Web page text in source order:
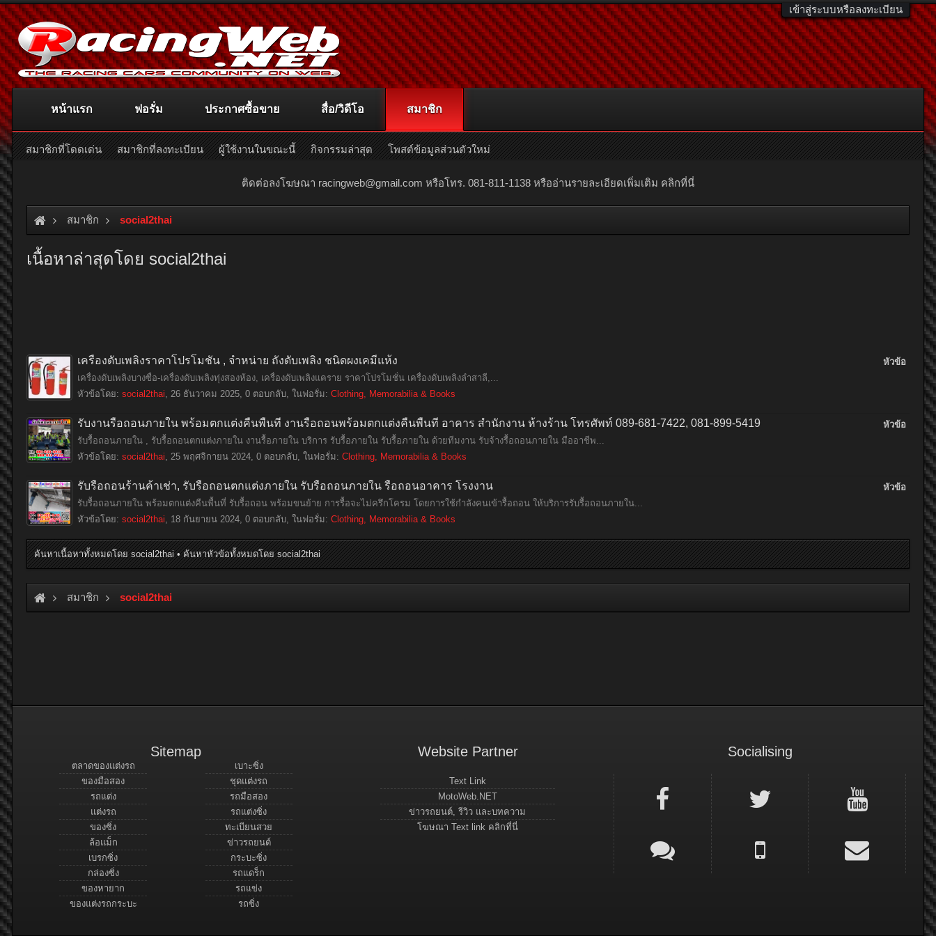
เข้าสู่ระบบหรือลงทะเบียน
ติดต่อลงโฆษณา racingweb@gmail.com หรือโทร. 081-811-1138 หรืออ่านรายละเอียดเพิ่มเติม คลิกที่นี่
สมาชิก social2thai
เนื้อหาล่าสุดโดย social2thai
หัวข้อ
เครื่องดับเพลิงราคาโปรโมชั่น , จำหน่าย ถังดับเพลิง ชนิดผงเคมีแห้ง
เครื่องดับเพลิงบางซื่อ-เครื่องดับเพลิงทุ่งสองห้อง, เครื่องดับเพลิงแคราย ราคาโปรโมชั่น เครื่องดับเพลิงลำสาลี,...
หัวข้อโดย: social2thai, 26 ธันวาคม 2025, 0 ตอบกลับ, ในฟอรั่ม: Clothing, Memorabilia & Books
หัวข้อ
รับงานรื้อถอนภายใน พร้อมตกแต่งคืนพื้นที่ งานรื้อถอนพร้อมตกแต่งคืนพื้นที่ อาคาร สำนักงาน ห้างร้าน โทรศัพท์ 089-681-7422, 081-899-5419
รับรื้อถอนภายใน , รับรื้อถอนตกแต่งภายใน งานรื้อภายใน บริการ รับรื้อภายใน รับรื้อภายใน ด้วยทีมงาน รับจ้างรื้อถอนภายใน มืออาชีพ...
หัวข้อโดย: social2thai, 25 พฤศจิกายน 2024, 0 ตอบกลับ, ในฟอรั่ม: Clothing, Memorabilia & Books
หัวข้อ
รับรื้อถอนร้านค้าเช่า, รับรื้อถอนตกแต่งภายใน รับรื้อถอนภายใน รื้อถอนอาคาร โรงงาน
รับรื้อถอนภายใน พร้อมตกแต่งคืนพื้นที่ รับรื้อถอน พร้อมขนย้าย การรื้อจะไม่ครึกโครม โดยการใช้กำลังคนเข้ารื้อถอน ให้บริการรับรื้อถอนภายใน...
หัวข้อโดย: social2thai, 18 กันยายน 2024, 0 ตอบกลับ, ในฟอรั่ม: Clothing, Memorabilia & Books
ค้นหาเนื้อหาทั้งหมดโดย social2thai ค้นหาหัวข้อทั้งหมดโดย social2thai
สมาชิก social2thai
หน้าแรก ฟอรั่ม ประกาศซื้อขาย สื่อ/วิดีโอ สมาชิก
สมาชิกที่โดดเด่น สมาชิกที่ลงทะเบียน ผู้ใช้งานในขณะนี้ กิจกรรมล่าสุด โพสต์ข้อมูลส่วนตัวใหม่
Sitemap
ตลาดของแต่งรถ
ของมือสอง
รถแต่ง
แต่งรถ
ของซิ่ง
ล้อแม็ก
เบรกซิ่ง
กล่องซิ่ง
ของหายาก
ของแต่งรถกระบะ
เบาะซิ่ง
ชุดแต่งรถ
รถมือสอง
รถแต่งซิ่ง
ทะเบียนสวย
ข่าวรถยนต์
กระบะซิ่ง
รถแดร็ก
รถแข่ง
รถซิ่ง
Website Partner
Text Link
MotoWeb.NET
ข่าวรถยนต์, รีวิว และบทความ
โฆษณา Text link คลิกที่นี่
Socialising